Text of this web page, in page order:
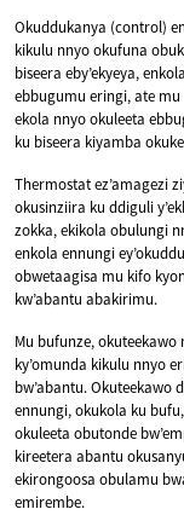
Okuddukanya (control)
kikulu nnyo okufuna
biseera eby’ekyeya,
ebbugumu eringi, ate mu
ekola nnyo okuleeta
ku biseera kiyamba
Thermostat ez’amagezi
okusinziira ku ddiguli
zokka, ekikola obulungi
enkola ennungi
obwetaagisa mu kifo
kw’abantu abakirimu.
Mu bufunze, okuteekawo
ky’omunda kikulu nnyo
bw’abantu. Okuteekawo
ennungi, okukola ku
okuleeta obutonde
kireetera abantu
ekirongoosa obulamu
emirembe.